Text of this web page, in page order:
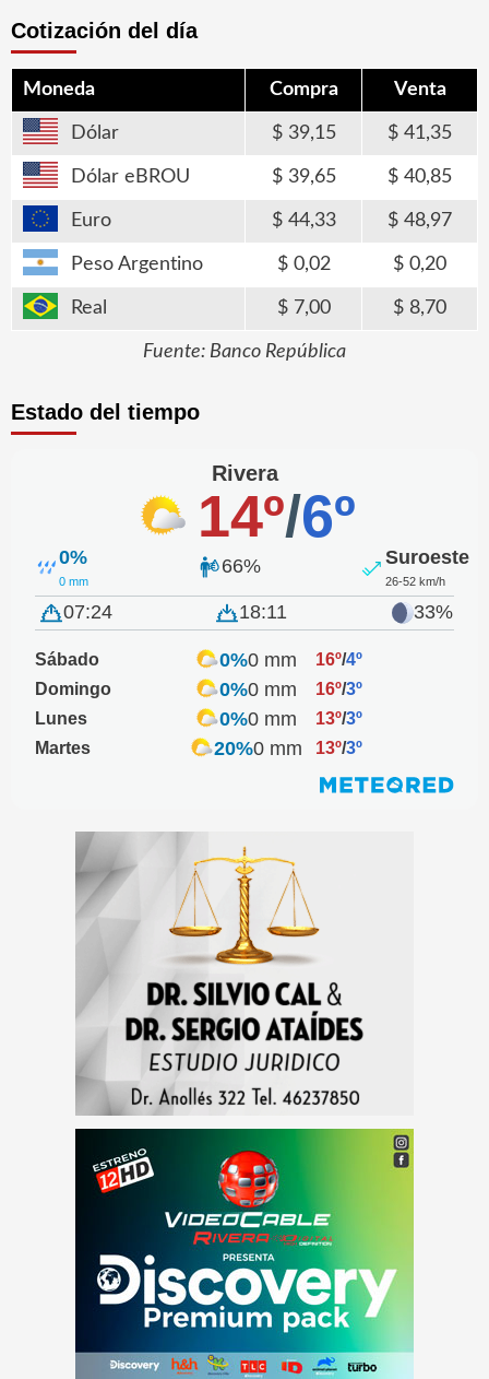
Cotización del día
Moneda Compra Venta
Dólar 39,15 41,35
Dólar eBROU 39,65 40,85
Euro 44,33 48,97
Peso Argentino 0,02 0,20
Real 7,00 8,70
Fuente: Banco República
Estado del tiempo
Rivera
14º/6º
0%
0 mm
66% Suroeste
26-52 km/h
07:24 18:11 33%
Sábado 0%0 mm 16º/4º
Domingo
0%0 mm 16º/3º
Lunes
0%0 mm 13º/3º
Martes
20%0 mm 13º/3º